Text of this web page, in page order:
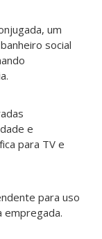
um
social
e
para TV e
para uso
empregada.